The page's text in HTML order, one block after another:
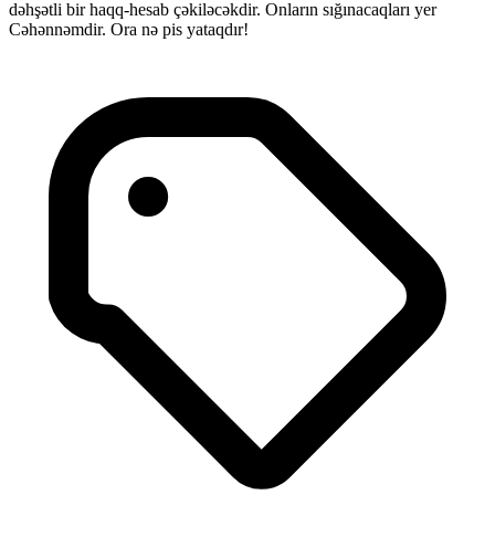
dəhşətli bir haqq-hesab çəkiləcəkdir. Onların sığınacaqları yer
Cəhənnəmdir. Ora nə pis yataqdır!